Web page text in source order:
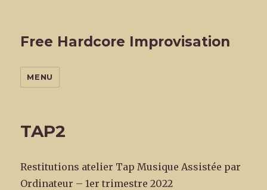
Free Hardcore Improvisation
MENU
TAP2
Restitutions atelier Tap Musique Assistée par
Ordinateur – 1er trimestre 2022